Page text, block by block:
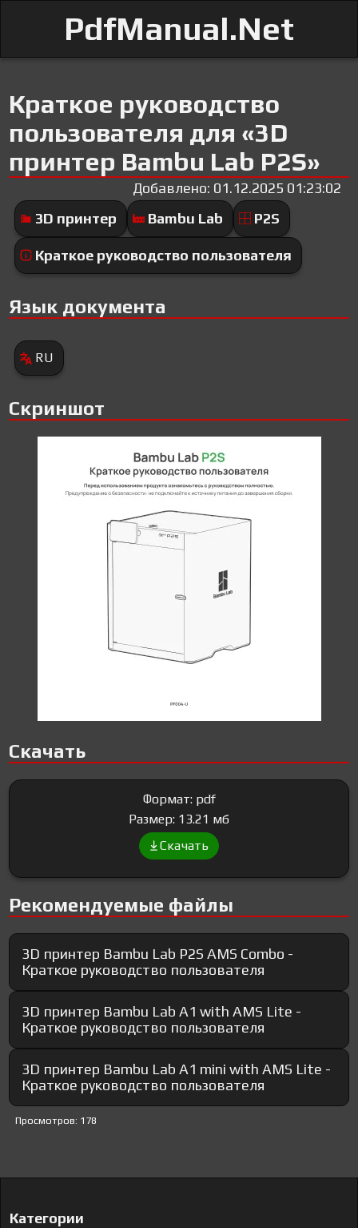
PdfManual.Net
Краткое руководство
пользователя для «3D
принтер Bambu Lab P2S»
Добавлено: 01.12.2025 01:23:02
3D принтер
Bambu Lab P2S
Краткое руководство пользователя
Язык документа
RU
Скриншот
Скачать
Формат: pdf
Размер: 13.21 мб
Скачать
Рекомендуемые файлы
3D принтер Bambu Lab P2S AMS Combo -
Краткое руководство пользователя
3D принтер Bambu Lab A1 with AMS Lite -
Краткое руководство пользователя
3D принтер Bambu Lab A1 mini with AMS Lite -
Краткое руководство пользователя
Просмотров: 178
Категории